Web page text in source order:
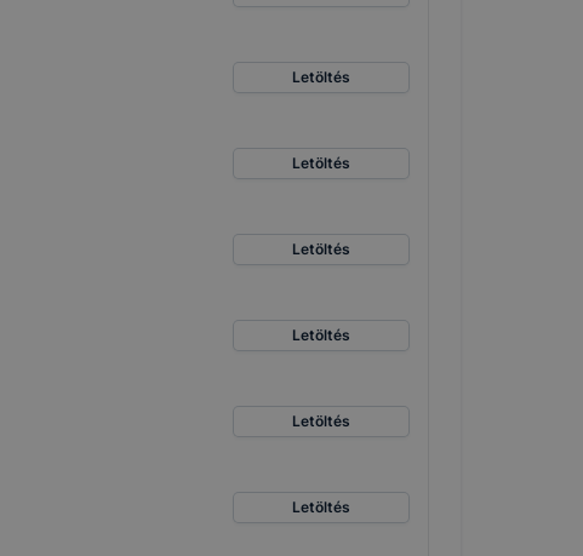
Letöltés
Letöltés
Letöltés
Letöltés
Letöltés
Letöltés